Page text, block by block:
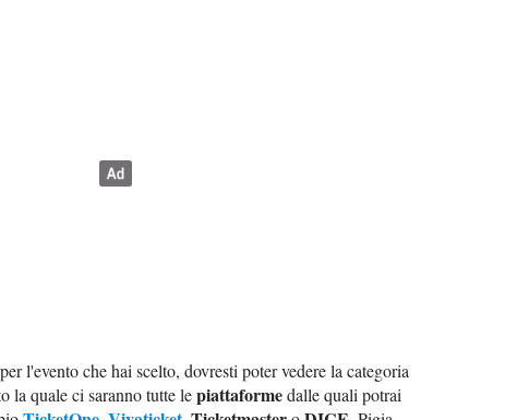
l'evento che hai scelto, dovresti poter vedere la categoria
la quale ci saranno tutte lepiattaformedalle quali potrai